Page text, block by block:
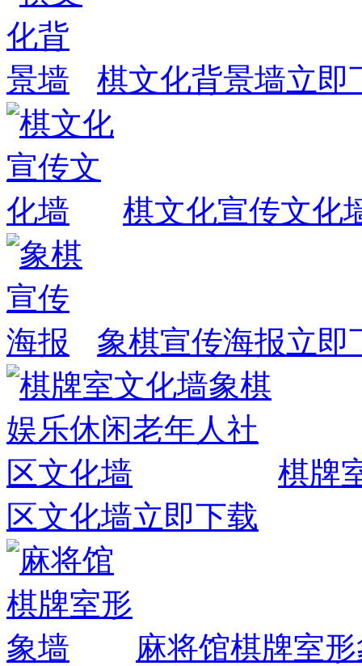
棋文化背景墙立即
棋文化宣传文化
象棋宣传海报立即
棋牌
区文化墙立即下载
麻将馆棋牌室